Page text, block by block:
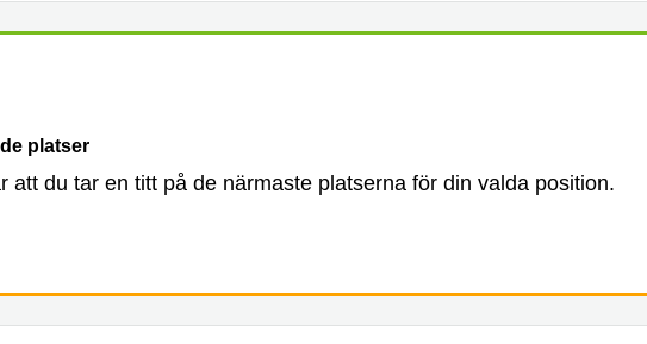
platser
att du tar en titt på de närmaste platserna för din valda position.